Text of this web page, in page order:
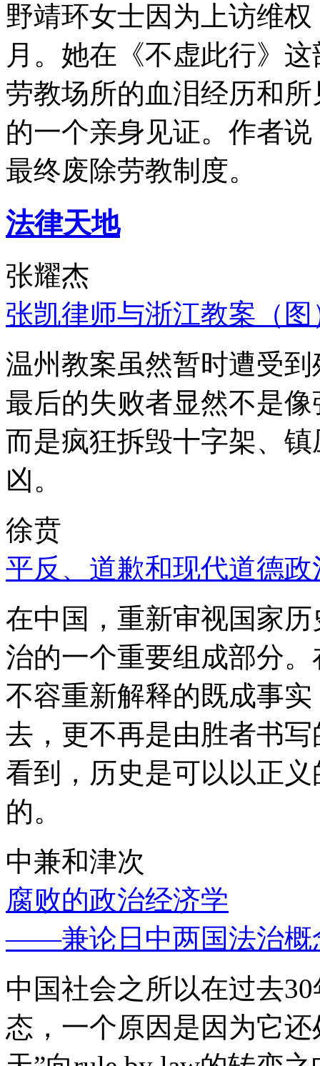
野靖环女士因为上访维
月。她在《不虚此行》
劳教场所的血泪经历和
的一个亲身见证。作者
最终废除劳教制度。
法律天地
张耀杰
张凯律师与浙江教案（图
温州教案虽然暂时遭受
最后的失败者显然不是
而是疯狂拆毁十字架、
凶。
徐贲
平反、道歉和现代道德政
在中国，重新审视国家
治的一个重要组成部分
不容重新解释的既成事
去，更不再是由胜者书
看到，历史是可以以正
的。
中兼和津次
腐败的政治经济学
——兼论日中两国法治概
中国社会之所以在过去
态，一个原因是因为它